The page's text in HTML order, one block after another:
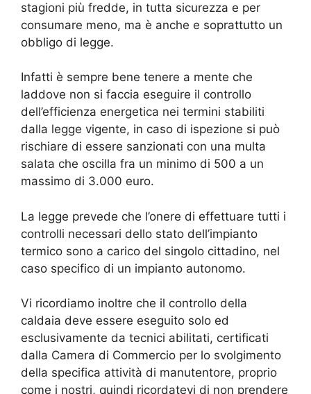
stagioni più fredde, in tutta sicurezza e per
consumare meno, ma è anche e soprattutto un
obbligo di legge.
Infatti è sempre bene tenere a mente che
laddove non si faccia eseguire il controllo
dell’efficienza energetica nei termini stabiliti
dalla legge vigente, in caso di ispezione si può
rischiare di essere sanzionati con una multa
salata che oscilla fra un minimo di 500 a un
massimo di 3.000 euro.
La legge prevede che l’onere di effettuare tutti i
controlli necessari dello stato dell’impianto
termico sono a carico del singolo cittadino, nel
caso specifico di un impianto autonomo.
Vi ricordiamo inoltre che il controllo della
caldaia deve essere eseguito solo ed
esclusivamente da tecnici abilitati, certificati
dalla Camera di Commercio per lo svolgimento
della specifica attività di manutentore, proprio
come i nostri, quindi ricordatevi di non prendere